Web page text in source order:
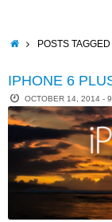
contentHOMEPOSTS
IPHONE 6
OCTOBER 14, 2014 -